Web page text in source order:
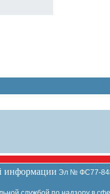
информации Эл № ФС77-